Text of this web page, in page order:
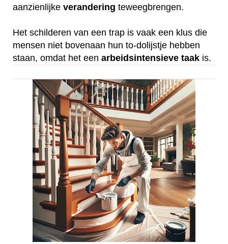
aanzienlijke verandering teweegbrengen.
Het schilderen van een trap is vaak een klus die
mensen niet bovenaan hun to-dolijstje hebben
staan, omdat het een arbeidsintensieve taak is.